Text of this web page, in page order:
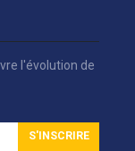
l'évolution de
S'INSCRIRE